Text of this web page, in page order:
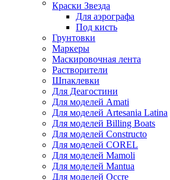
Краски Звезда
Для аэрографа
Под кисть
Грунтовки
Маркеры
Маскировочная лента
Растворители
Шпаклевки
Для Деагостини
Для моделей Amati
Для моделей Artesania Latina
Для моделей Billing Boats
Для моделей Constructo
Для моделей COREL
Для моделей Mamoli
Для моделей Mantua
Для моделей Occre